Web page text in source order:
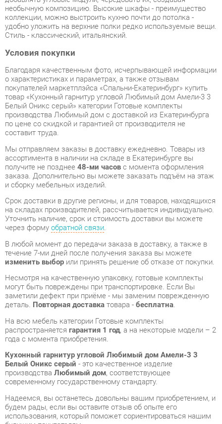
Условия покупки
Благодаря качественным фото, исчерпывающей информации
о характеристиках и параметрах, а также отзывам
покупателей маркетплэйса «Спальни-Екатеринбург» купить
товар «Кухонный гарнитур угловой Любимый дом Амели-3 3
Белый Оникс серый» категории Готовые комплекты
производства Любимый дом с доставкой из Екатеринбурга
по цене со скидкой и гарантией от производителя не
составит труда.
Мы отправляем заказы в доставку ежедневно. Товары из
ассортимента в наличии на складе в Екатеринбурге вы
получите не позднее48-ми часовс момента оформления
заказа. Дополнительно вы можете заказать подъём на этаж
Срок доставки в другие регионы, и для товаров, находящихся
на складах производителей, рассчитывается индивидуально.
Уточнить наличие, срок и стоимость доставки вы можете
через формуобратной связи.
В любой момент до передачи заказа в доставку, а также в
течение 7-ми дней после получения заказа вы можете
изменить выборили принять решение об отказе от покупки.
Несмотря на качественную упаковку, готовые комплекты
могут быть повреждены при транспортировке. Если Вы
заметили дефект при приёме - мы заменим поврежденную
деталь.Повторная доставкатовара -бесплатна.
распространяетсягарантия 1 год, а на некоторые модели – 2
года с момента приобретения.
Кухонный гарнитур угловой Любимый дом Амели-3 3
производстваЛюбимый дом, соответствующее
современному государственному стандарту.
будем рады, если вы оставите отзыв об опыте его
использования, который поможет сориентироваться нашим
будущим покупателям.
Кроме формыобратной связи
получить развёрнутую
консультацию, фото и видеообзор продукции вы можете по
e-mail, телефону в Екатеринбурге и через мессенджеры
Telegram и WhatsApp.